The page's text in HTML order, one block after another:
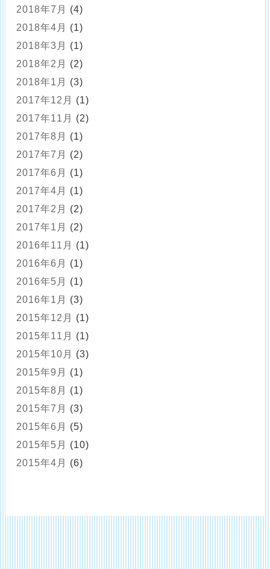
2018年7月
(4)
2018年4月
(1)
2018年3月
(1)
2018年2月
(2)
2018年1月
(3)
2017年12月
(1)
2017年11月
(2)
2017年8月
(1)
2017年7月
(2)
2017年6月
(1)
2017年4月
(1)
2017年2月
(2)
2017年1月
(2)
2016年11月
(1)
2016年6月
(1)
2016年5月
(1)
2016年1月
(3)
2015年12月
(1)
2015年11月
(1)
2015年10月
(3)
2015年9月
(1)
2015年8月
(1)
2015年7月
(3)
2015年6月
(5)
2015年5月
(10)
2015年4月
(6)